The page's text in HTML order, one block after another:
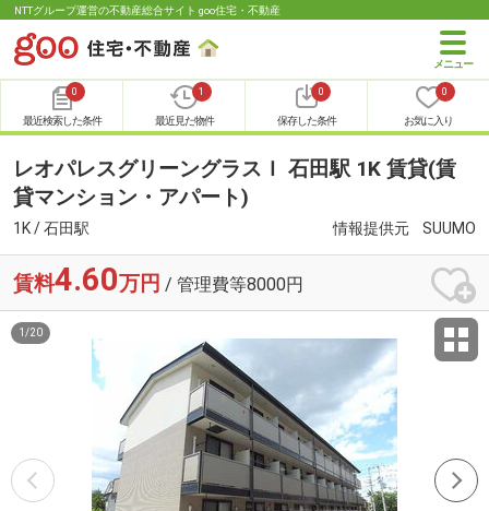
NTTグループ運営の不動産総合サイト goo住宅・不動産
0
最近検索した条件
1
最近見た物件
0
保存した条件
0
お気に入り
レオパレスグリーングラスＩ 石田駅 1K 賃貸(賃
貸マンション・アパート)
1K / 石田駅 情報提供元 SUUMO
賃料4.60万円 / 管理費等8000円
1 /20